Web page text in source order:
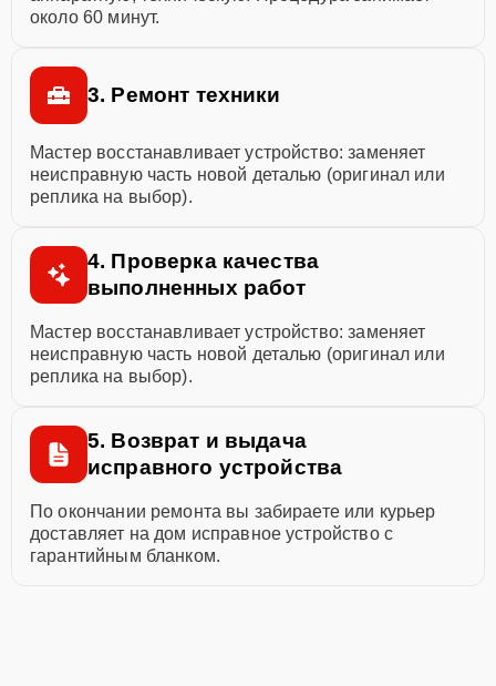
около 60 минут.
3. Ремонт техники
Мастер восстанавливает устройство: заменяет
неисправную часть новой деталью (оригинал или
реплика на выбор).
4. Проверка качества
выполненных работ
Мастер восстанавливает устройство: заменяет
неисправную часть новой деталью (оригинал или
реплика на выбор).
5. Возврат и выдача
исправного устройства
По окончании ремонта вы забираете или курьер
доставляет на дом исправное устройство с
гарантийным бланком.